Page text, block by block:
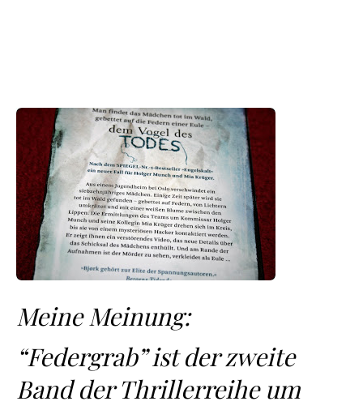
Meine Meinung:
“Federgrab” ist der zweite
Band der Thrillerreihe um